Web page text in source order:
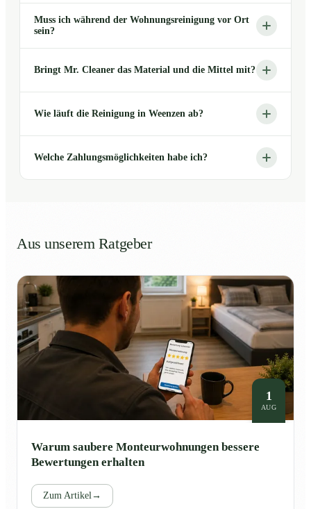
Muss ich während der Wohnungsreinigung vor Ort
sein?
Bringt Mr. Cleaner das Material und die Mittel mit?
Wie läuft die Reinigung in Weenzen ab?
Welche Zahlungsmöglichkeiten habe ich?
Aus unserem Ratgeber
1
AUG
Warum saubere Monteurwohnungen bessere
Bewertungen erhalten
Zum Artikel →